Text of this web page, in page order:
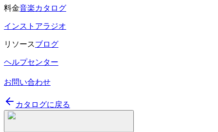
料金音楽カタログ
インストアラジオ
リソースブログ
ヘルプセンター
お問い合わせ
カタログに戻る